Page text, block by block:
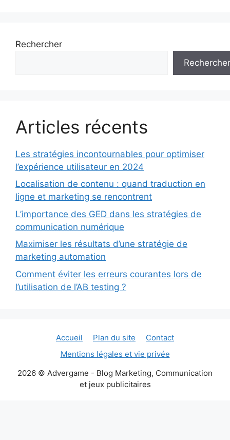
Rechercher
Rechercher
Articles récents
Les stratégies incontournables pour optimiser
l’expérience utilisateur en 2024
Localisation de contenu : quand traduction en
ligne et marketing se rencontrent
L’importance des GED dans les stratégies de
communication numérique
Maximiser les résultats d’une stratégie de
marketing automation
Comment éviter les erreurs courantes lors de
l’utilisation de l’AB testing ?
Accueil Plan du site
Contact
Mentions légales et vie privée
2026 © Advergame - Blog Marketing, Communication
et jeux publicitaires